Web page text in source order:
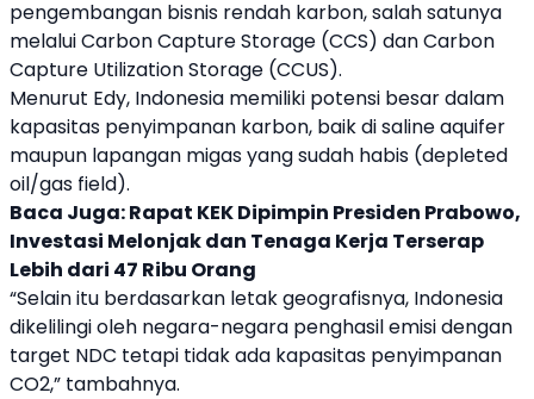
pengembangan bisnis rendah karbon, salah satunya
melalui Carbon Capture Storage (CCS) dan Carbon
Capture Utilization Storage (CCUS).
Menurut Edy, Indonesia memiliki potensi besar dalam
kapasitas penyimpanan karbon, baik di saline aquifer
maupun lapangan migas yang sudah habis (depleted
oil/gas field).
Baca Juga:Rapat KEK Dipimpin Presiden Prabowo,
Investasi Melonjak dan Tenaga Kerja Terserap
Lebih dari 47 Ribu Orang
“Selain itu berdasarkan letak geografisnya, Indonesia
dikelilingi oleh negara-negara penghasil emisi dengan
target NDC tetapi tidak ada kapasitas penyimpanan
CO2,” tambahnya.